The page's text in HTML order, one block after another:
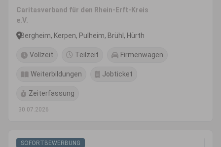
Caritasverband für den Rhein-Erft-Kreis
e.V.
Bergheim, Kerpen, Pulheim, Brühl, Hürth
Vollzeit Teilzeit Firmenwagen
Weiterbildungen Jobticket
Zeiterfassung
30.07.2026
SOFORTBEWERBUNG